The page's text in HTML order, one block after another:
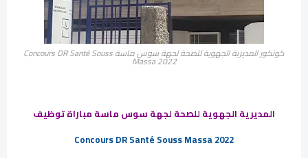
كونكور المديرية الجهوية للصحة لجهة سوس ماسة Concours DR Santé Souss
Massa 2022
المديرية الجهوية للصحة لجهة سوس ماسة مباراة توظيف
Concours DR Santé Souss Massa 2022